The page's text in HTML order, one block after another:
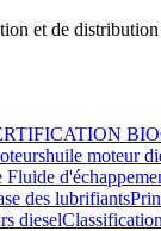
et de
BIO
huile moteur
Fluide
des lubrifiants
diesel